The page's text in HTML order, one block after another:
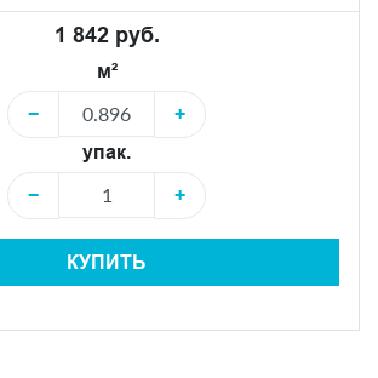
1 842 руб.
м²
−
+
упак.
−
+
КУПИТЬ